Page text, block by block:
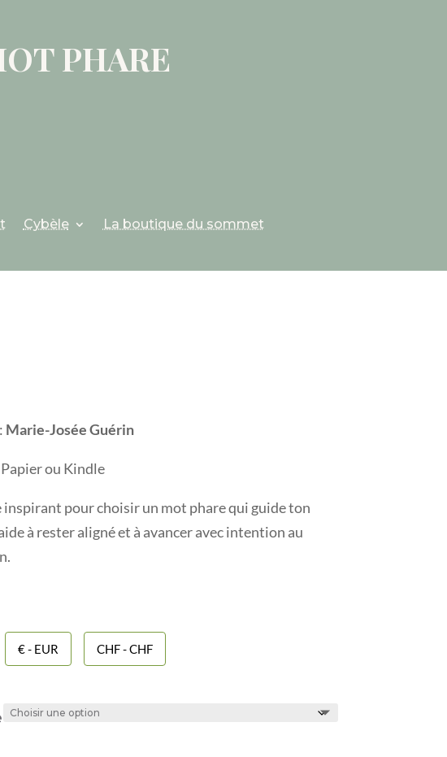
PHARE
Cybèle La boutique du sommet
Marie-Josée Guérin
ou Kindle
inspirant pour choisir un mot phare qui guide ton
à rester aligné et à avancer avec intention au
€ - EUR CHF - CHF